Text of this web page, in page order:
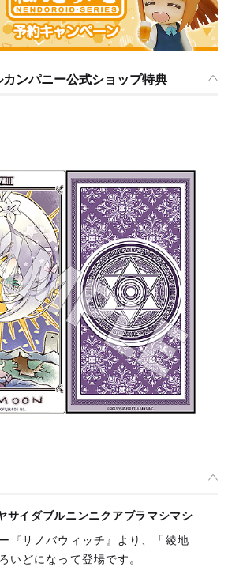
ンパニー公式ショップ特典
サイダブルニンニクアブラマシマシ
『サノバウィッチ』より、「綾地
いどになって登場です。